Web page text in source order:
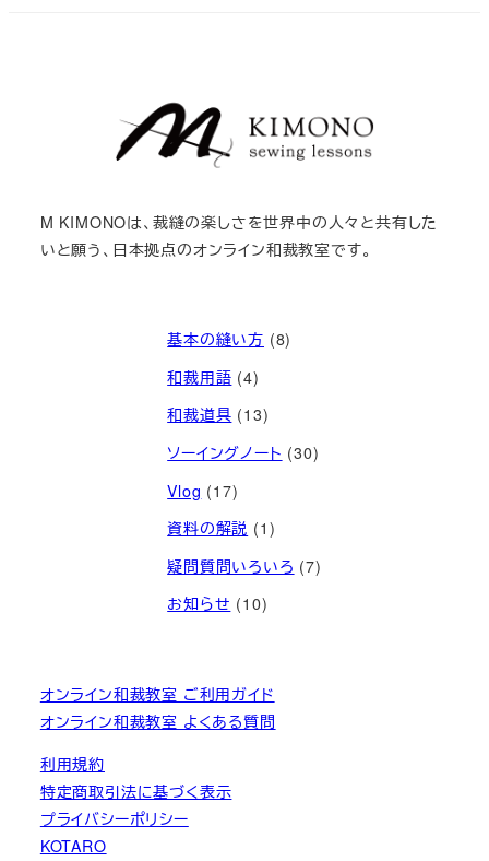
M KIMONOは、裁縫の楽しさを世界中の人々と共有した
いと願う、日本拠点のオンライン和裁教室です。
基本の縫い方 (8)
和裁用語 (4)
和裁道具 (13)
ソーイングノート (30)
Vlog (17)
資料の解説 (1)
疑問質問いろいろ (7)
お知らせ (10)
オンライン和裁教室 ご利用ガイド
オンライン和裁教室 よくある質問
利用規約
特定商取引法に基づく表示
プライバシーポリシー
KOTARO